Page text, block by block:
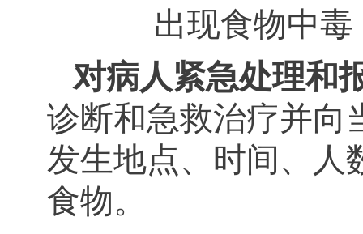
出现食物中
对病人紧急处理和
诊断和急救治疗并向
发生地点、时间、人
食物。